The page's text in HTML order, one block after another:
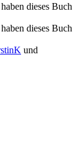
dieses Buch
dieses Buch
und